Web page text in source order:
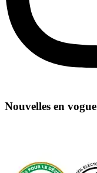
Nouvelles en vogue